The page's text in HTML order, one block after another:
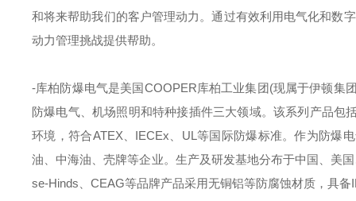
和将来帮助我们的客户管理动力。通过有效利用电气化和数
动力管理挑战提供帮助。
-库柏防爆电气是美国COOPER库柏工业集团(现属于伊顿集
防爆电气、机场照明和特种接插件三大领域。该系列产品包
环境，符合ATEX IECEx UL 等国际防爆标准。作为防爆
油、中海油、壳牌等企业。生产及研发基地分布于中国、美
se-Hinds
CEAG等品牌产品采用无铜铝等防腐蚀材质，具备